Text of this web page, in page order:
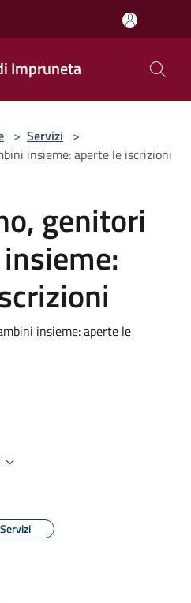
Impruneta
> Servizi >
insieme: aperte le iscrizioni
genitori
insieme: aperte le
Servizi